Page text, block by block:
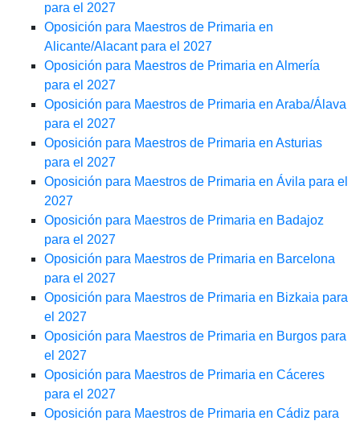
para el 2027
Oposición para Maestros de Primaria en
Alicante/Alacant para el 2027
Oposición para Maestros de Primaria en Almería
para el 2027
Oposición para Maestros de Primaria en Araba/Álava
para el 2027
Oposición para Maestros de Primaria en Asturias
para el 2027
Oposición para Maestros de Primaria en Ávila para el
2027
Oposición para Maestros de Primaria en Badajoz
para el 2027
Oposición para Maestros de Primaria en Barcelona
para el 2027
Oposición para Maestros de Primaria en Bizkaia para
el 2027
Oposición para Maestros de Primaria en Burgos para
el 2027
Oposición para Maestros de Primaria en Cáceres
para el 2027
Oposición para Maestros de Primaria en Cádiz para